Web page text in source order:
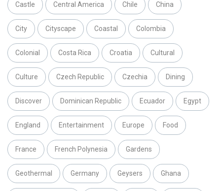
Castle Central America Chile China
City Cityscape Coastal Colombia
Colonial Costa Rica Croatia Cultural
Culture Czech Republic Czechia Dining
Discover Dominican Republic Ecuador Egypt
England Entertainment Europe Food
France French Polynesia Gardens
Geothermal Germany Geysers Ghana